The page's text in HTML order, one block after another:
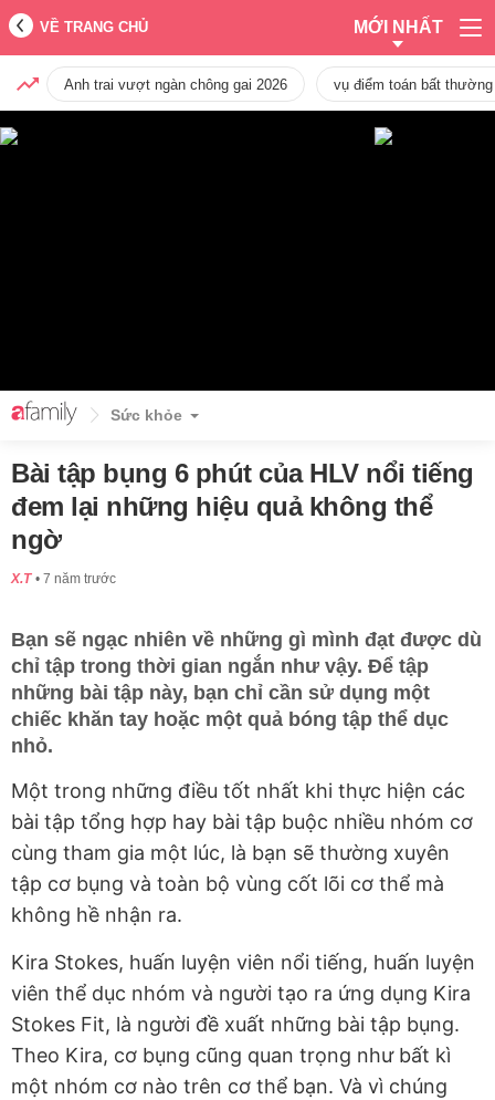
VỀ TRANG CHỦ MỚI NHẤT
Anh trai vượt ngàn chông gai 2026 vụ điểm toán bất
Sức khỏe
Bài tập bụng 6 phút của HLV nổi tiếng
đem lại những hiệu quả không thể
ngờ
X.T 7 năm trước
Bạn sẽ ngạc nhiên về những gì mình đạt được dù
chỉ tập trong thời gian ngắn như vậy. Để tập
những bài tập này, bạn chỉ cần sử dụng một
chiếc khăn tay hoặc một quả bóng tập thể dục
nhỏ.
Một trong những điều tốt nhất khi thực hiện các
bài tập tổng hợp hay bài tập buộc nhiều nhóm cơ
cùng tham gia một lúc, là bạn sẽ thường xuyên
tập cơ bụng và toàn bộ vùng cốt lõi cơ thể mà
không hề nhận ra.
Kira Stokes, huấn luyện viên nổi tiếng, huấn luyện
viên thể dục nhóm và người tạo ra ứng dụng Kira
Stokes Fit, là người đề xuất những bài tập bụng.
Theo Kira, cơ bụng cũng quan trọng như bất kì
một nhóm cơ nào trên cơ thể bạn. Và vì chúng